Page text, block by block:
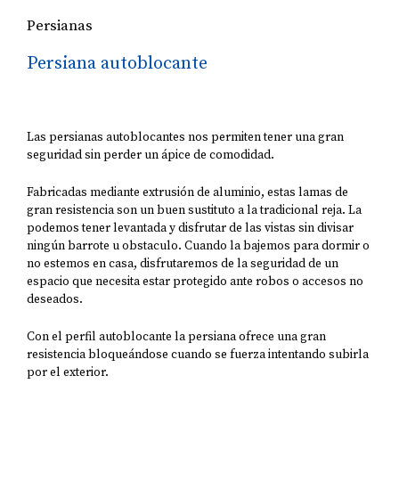
Persianas
Persiana autoblocante
Las persianas autoblocantes nos permiten tener una gran
seguridad sin perder un ápice de comodidad.
Fabricadas mediante extrusión de aluminio, estas lamas de
gran resistencia son un buen sustituto a la tradicional reja. La
podemos tener levantada y disfrutar de las vistas sin divisar
ningún barrote u obstaculo. Cuando la bajemos para dormir o
no estemos en casa, disfrutaremos de la seguridad de un
espacio que necesita estar protegido ante robos o accesos no
deseados.
Con el perfil autoblocante la persiana ofrece una gran
resistencia bloqueándose cuando se fuerza intentando subirla
por el exterior.